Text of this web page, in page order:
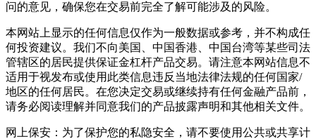
问的意见，确保您在交易前完全了解可能涉及的风险。
本网站上显示的任何信息仅作为一般数据或参考，并不构成任
何投资建议。我们不向美国、中国香港、中国台湾等某些司法
管辖区的居民提供保证金杠杆产品交易。请注意本网站信息不
适用于视发布或使用此类信息违反当地法律法规的任何国家/
地区的任何居民。在您决定交易或继续持有任何金融产品前，
请务必阅读理解并同意我们的产品披露声明和其他相关文件。
网上保安：为了保护您的私隐安全，请不要使用公共或共享计